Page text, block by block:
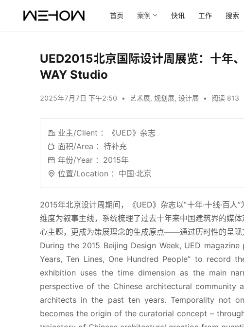
首页 案例 快讯 工作 搜索
UED2015北京国际设计周展览：十年
WAY Studio
2025年7月7日 下午2:50 • 艺术展, 规划展, 设计展 • 阅读 813
业主/Client ：《UED》杂志
面积/Area ：待补充
年份/Year ：2015年
位置/Location ：中国·北京
2015年北京设计周期间，《UED》杂志以”十年·十线·百
维度为叙事主线，系统梳理了过去十年来中国建筑界的媒
心主题，更成为策展理念的生成原点——通过历时性的呈现
During the 2015 Beijing Design Week, UED
Years, Ten Lines, One Hundred People” to record
exhibition uses the time dimension as the main
perspective of the Chinese architectural community
architects in the past ten years. Temporality not
becomes the origin of the curatorial concept –